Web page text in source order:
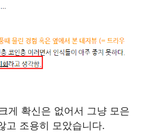
게 확신은 없어서 그냥 모은
고 조용히 모았습니다.